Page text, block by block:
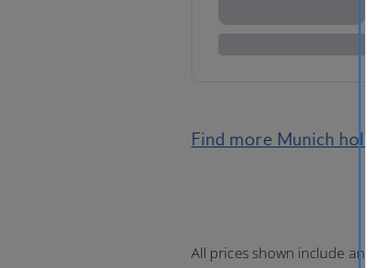
Find more Munich
All prices shown include any